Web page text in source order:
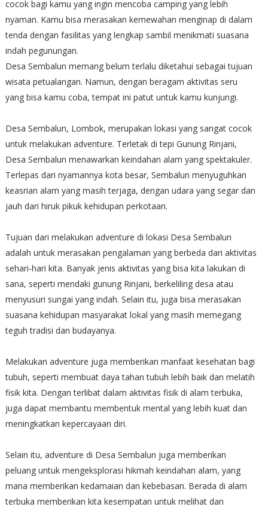
cocok bagi kamu yang ingin mencoba camping yang lebih
nyaman. Kamu bisa merasakan kemewahan menginap di dalam
tenda dengan fasilitas yang lengkap sambil menikmati suasana
indah pegunungan.
Desa Sembalun memang belum terlalu diketahui sebagai tujuan
wisata petualangan. Namun, dengan beragam aktivitas seru
yang bisa kamu coba, tempat ini patut untuk kamu kunjungi.
Desa Sembalun, Lombok, merupakan lokasi yang sangat cocok
untuk melakukan adventure. Terletak di tepi Gunung Rinjani,
Desa Sembalun menawarkan keindahan alam yang spektakuler.
Terlepas dari nyamannya kota besar, Sembalun menyuguhkan
keasrian alam yang masih terjaga, dengan udara yang segar dan
jauh dari hiruk pikuk kehidupan perkotaan.
Tujuan dari melakukan adventure di lokasi Desa Sembalun
adalah untuk merasakan pengalaman yang berbeda dari aktivitas
sehari-hari kita. Banyak jenis aktivitas yang bisa kita lakukan di
sana, seperti mendaki gunung Rinjani, berkeliling desa atau
menyusuri sungai yang indah. Selain itu, juga bisa merasakan
suasana kehidupan masyarakat lokal yang masih memegang
teguh tradisi dan budayanya.
Melakukan adventure juga memberikan manfaat kesehatan bagi
tubuh, seperti membuat daya tahan tubuh lebih baik dan melatih
fisik kita. Dengan terlibat dalam aktivitas fisik di alam terbuka,
juga dapat membantu membentuk mental yang lebih kuat dan
meningkatkan kepercayaan diri.
Selain itu, adventure di Desa Sembalun juga memberikan
peluang untuk mengeksplorasi hikmah keindahan alam, yang
mana memberikan kedamaian dan kebebasan. Berada di alam
terbuka memberikan kita kesempatan untuk melihat dan